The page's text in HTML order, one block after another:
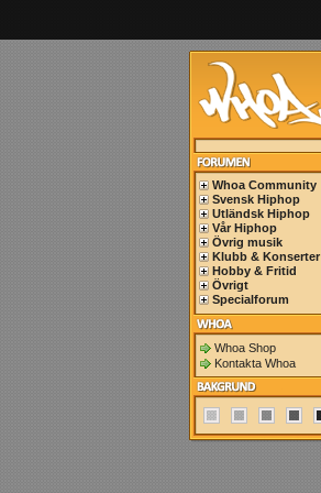
Whoa Community
Svensk Hiphop
Utländsk Hiphop
Vår Hiphop
Övrig musik
Klubb & Konserter
Hobby & Fritid
Övrigt
Specialforum
Whoa Shop
Kontakta Whoa